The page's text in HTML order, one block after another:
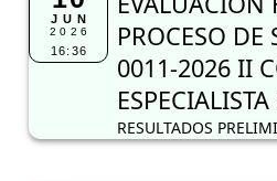
MIÉ
10
JUN
PUBLICACIÓN
MÉRITOS DE
DOCENTE
EVALUACIÓN
EXPEDIENTES